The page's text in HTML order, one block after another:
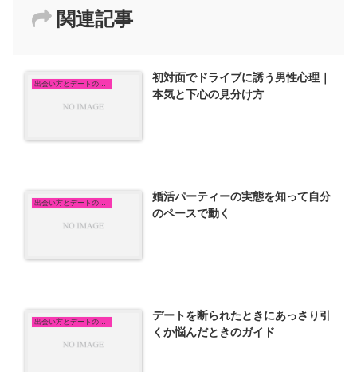
関連記事
出会い方とデートの悩み
初対面でドライブに誘う男性心理｜
本気と下心の見分け方
出会い方とデートの悩み
婚活パーティーの実態を知って自分
のペースで動く
出会い方とデートの悩み
デートを断られたときにあっさり引
くか悩んだときのガイド